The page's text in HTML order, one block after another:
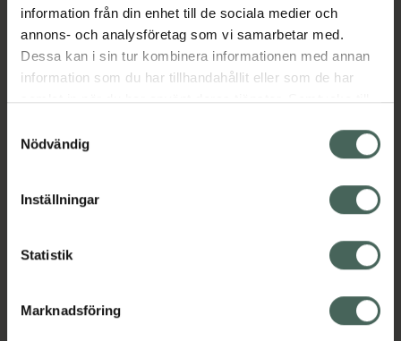
information från din enhet till de sociala medier och
annons- och analysföretag som vi samarbetar med.
Dessa kan i sin tur kombinera informationen med annan
information som du har tillhandahållit eller som de har
samlat in när du har använt deras tjänster. Samtycke till
återkalla ditt samtycke via webbplatsens
cookieinställningar. Ett återkallat samtycke påverkar inte
lagligheten av behandling som skett innan återkallelsen.
Nödvändig
Inställningar
Statistik
Marknadsföring
• Innehåller 60 st våtservetter
• Material: 100% växtbaserad viskos
• Innehåll: 99,9% renat EDI vatten + aloe
• Biologiskt nedbrytbara & skonsamma mot
huden
Välj Luna Bambini Aqua Water Wipes för en
varje dag. Luna Bambini Aqua Water Wipes är
tillverkade med EDI-vatten (elektrojoniserat
vatten) – en unik och ultraren form av vatten.
Genom en avancerad filtreringsprocess